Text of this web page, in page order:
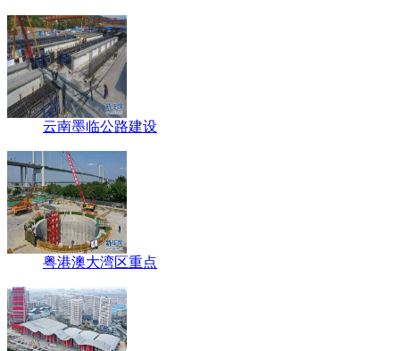
云南墨临公路建设
粤港澳大湾区重点